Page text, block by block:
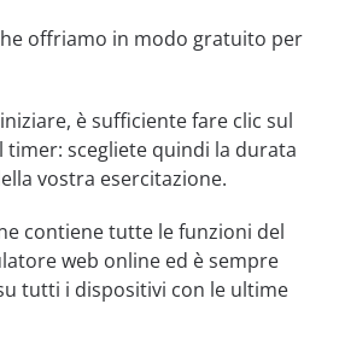
offriamo in modo gratuito per
è sufficiente fare clic sul
timer: scegliete quindi la durata
vostra esercitazione.
contiene tutte le funzioni del
web online ed è sempre
tutti i dispositivi con le ultime